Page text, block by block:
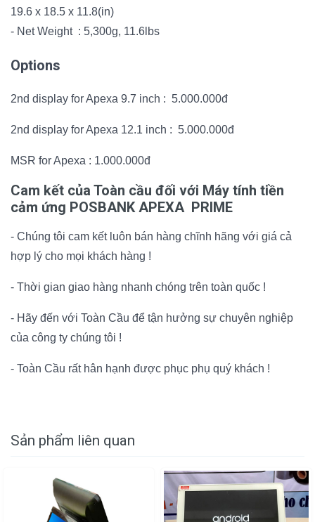
19.6 x 18.5 x 11.8(in)
- Net Weight : 5,300g, 11.6lbs
Options
2nd display for Apexa 9.7 inch : 5.000.000đ
2nd display for Apexa 12.1 inch : 5.000.000đ
MSR for Apexa : 1.000.000đ
Cam kết của Toàn cầu đối với Máy tính tiền
cảm ứng POSBANK APEXA PRIME
- Chúng tôi cam kết luôn bán hàng chĩnh hãng với giá cả
hợp lý cho mọi khách hàng !
- Thời gian giao hàng nhanh chóng trên toàn quốc !
- Hãy đến với Toàn Cầu để tận hưởng sự chuyên nghiệp
của công ty chúng tôi !
- Toàn Cầu rất hân hạnh được phục phụ quý khách !
Sản phẩm liên quan